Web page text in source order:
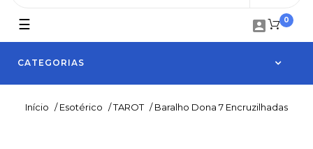
0

CATEGORIAS
Toggle
navigation
☰
Início / Esotérico /TAROT / Baralho Dona 7 Encruzilhadas